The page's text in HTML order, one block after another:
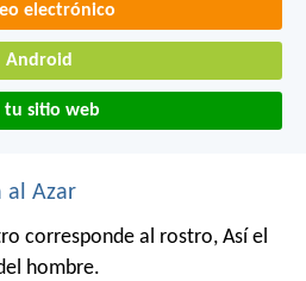
electrónico
Android
tu sitio web
al Azar
corresponde al rostro, Así el
hombre.